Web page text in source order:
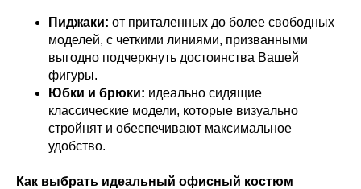
Пиджаки: от приталенных до более свободных
моделей, с четкими линиями, призванными
выгодно подчеркнуть достоинства Вашей
фигуры.
Юбки и брюки: идеально сидящие
классические модели, которые визуально
стройнят и обеспечивают максимальное
удобство.
Как выбрать идеальный офисный костюм